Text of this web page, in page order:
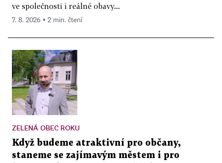
ve společnosti i reálné obavy...
7. 8. 2026 ▪ 2 min. čtení
ZELENÁ OBEC ROKU
Když budeme atraktivní pro občany,
staneme se zajímavým městem i pro